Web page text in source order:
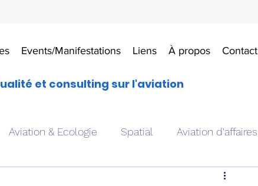
Events/Manifestations Liens À propos Contact
et consulting sur l'aviation
Aviation & Ecologie Spatial Aviation d'affaires
Art & Aviation